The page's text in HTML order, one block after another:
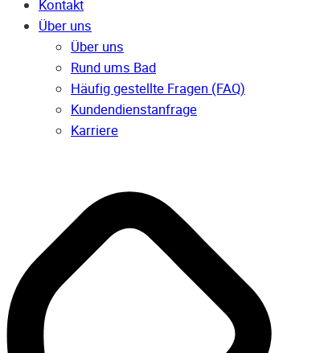
Kontakt
Über uns
Über uns
Rund ums Bad
Häufig gestellte Fragen (FAQ)
Kunden­dienst­anfrage
Karriere